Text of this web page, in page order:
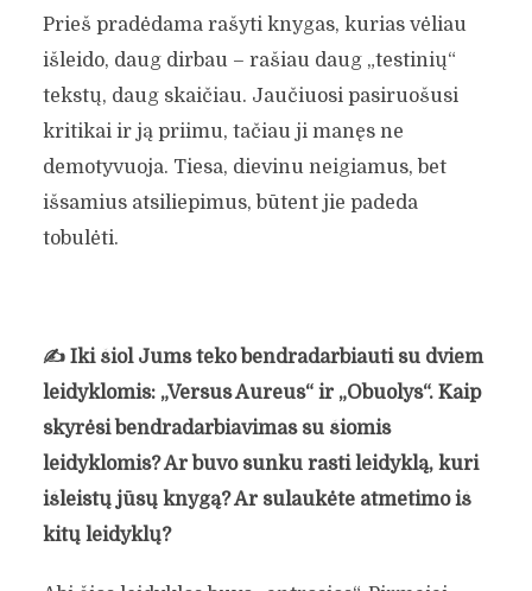
AISTĖ VILKAITĖ: „TIKRAI
NIEKAM NELINKĖČIAU
PATIRTIES, KAI ŽMONIŲ
Prieš pradėdama rašyti knygas, kurias vėliau
išleido, daug dirbau – rašiau daug „testinių“
tekstų, daug skaičiau. Jaučiuosi pasiruošusi
kritikai ir ją priimu, tačiau ji manęs ne
demotyvuoja. Tiesa, dievinu neigiamus, bet
išsamius atsiliepimus, būtent jie padeda
tobulėti.
✍️ Iki šiol Jums teko bendradarbiauti su dviem
leidyklomis: „Versus Aureus“ ir „Obuolys“. Kaip
skyrėsi bendradarbiavimas su šiomis
leidyklomis? Ar buvo sunku rasti leidyklą, kuri
išleistų jūsų knygą? Ar sulaukėte atmetimo iš
kitų leidyklų?